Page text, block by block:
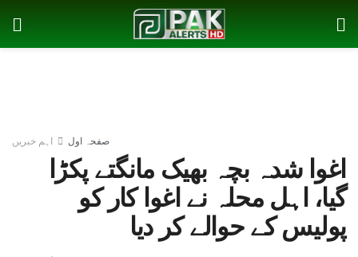
صفحہ اول اہم خبریں
اغوا شدہ بچہ بھیک مانگتے پکڑا
گیا، اہل محلہ نے اغوا کار کو
پولیس کے حوالے کر دیا